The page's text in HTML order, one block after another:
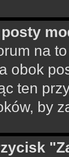
na
obok
ten
by